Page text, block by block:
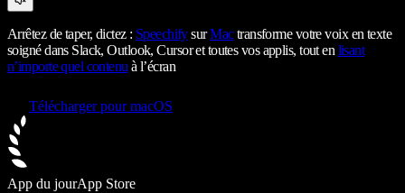
Arrêtez de taper, dictez : SpeechifysurMactransforme votre voix en texte
soigné dans Slack, Outlook, Cursor et toutes vos applis, tout en lisant
n’importe quel contenu à l’écran
Télécharger pour macOS
App du jourApp Store